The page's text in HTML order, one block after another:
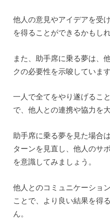
他人の意見やアイデアを受
を得ることができるかもしれ
また、助手席に乗る夢は、
クの必要性を示唆しています
一人で全てをやり遂げるこ
で、他人との連携や協力を
助手席に乗る夢を見た場合
ターンを見直し、他人のサ
を意識してみましょう。
他人とのコミュニケーショ
ことで、より良い結果を得
ん。